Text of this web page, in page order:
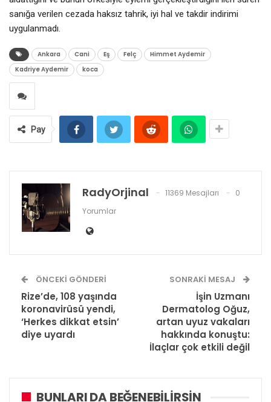
sanığa verilen cezada haksız tahrik, iyi hal ve takdir indirimi
uygulanmadı.
Ankara Cani Eş Felç
Himmet Aydemir
Kadriye Aydemir
koca
Pay
RadyOrjinal 11369 Mesajları
0
Yorumlar
ÖNCEKI GÖNDERI
Rize’de, 108 yaşında
koronavirüsü yendi,
‘Herkes dikkat etsin’
diye uyardı
SONRAKI MESAJ
İşin Uzmanı
Dermatolog Oğuz,
artan uyuz vakaları
hakkında konuştu:
İlaçlar çok etkili değil
BUNLARI DA BEĞENEBILIRSIN